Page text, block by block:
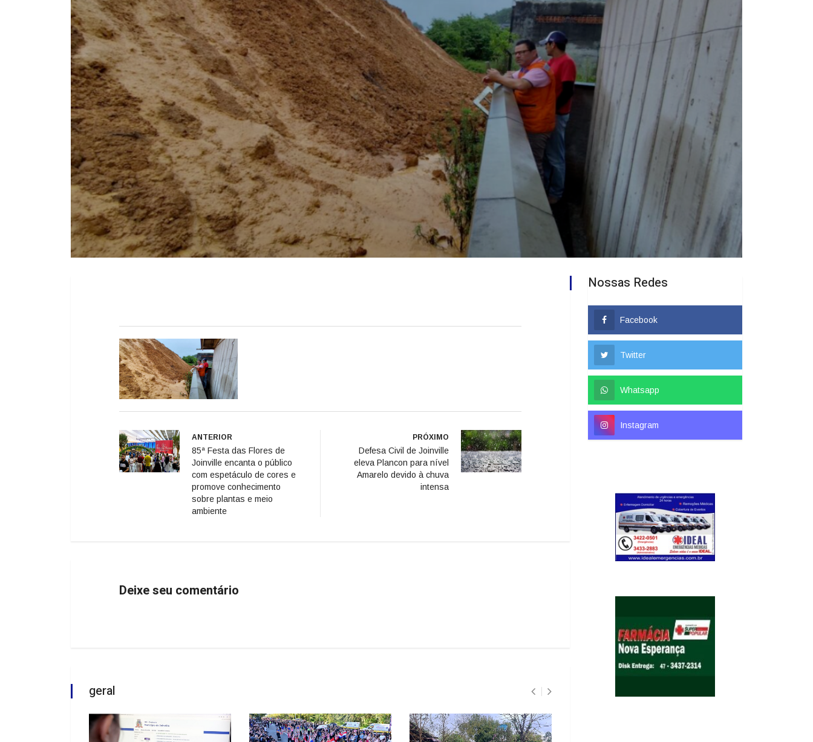
ANTERIOR
85ª Festa das Flores de
Joinville encanta o público
com espetáculo de cores e
promove conhecimento
sobre plantas e meio
ambiente
PRÓXIMO
Defesa Civil de Joinville
eleva Plancon para nível
Amarelo devido à chuva
intensa
Deixe seu comentário
geral
Nossas Redes
Facebook
Twitter
Whatsapp
Instagram